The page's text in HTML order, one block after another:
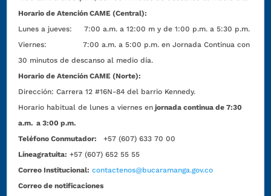
Horario de Atención CAME (Central):
Lunes a jueves: 7:00 a.m. a 12:00 m y de 1:00 p.m. a 5:30 p.m.
Viernes: 7:00 a.m. a 5:00 p.m. en Jornada Continua con
30 minutos de descanso al medio día.
Horario de Atención CAME (Norte):
Dirección:Carrera 12 #16N-84 del barrio Kennedy.
Horario habitual de lunes a viernes en jornada continua de 7:30
a.m. a 3:00 p.m.
Teléfono Conmutador:
+57 (607) 633 70 00
Líneagratuita: +57 (607) 652 55 55
Correo Institucional: contactenos@bucaramanga.gov.co
Correo de notificaciones